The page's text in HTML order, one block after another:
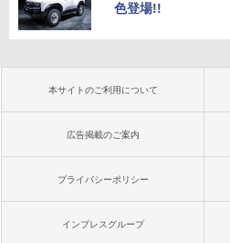
色登場!!
本サイトのご利用について
広告掲載のご案内
プライバシーポリシー
インプレスグループ